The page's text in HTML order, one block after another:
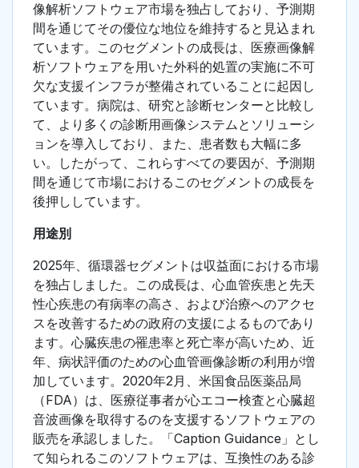
像解析ソフトウェア市場を独占しており、予測期
間を通じてその優位な地位を維持すると見込まれ
ています。このセグメントの成長は、医療画像解
析ソフトウェアを用いた外科的処置の実施に不可
欠な支援インフラが整備されていることに起因し
ています。病院は、研究と診断センターと比較し
て、より多くの診断用画像システムとソリューシ
ョンを導入しており、また、患者数も大幅に多
い。したがって、これらすべての要因が、予測期
間を通じて市場におけるこのセグメントの成長を
後押ししています。
用途別
2025年、循環器セグメントは収益面における市場
を独占しました。この成長は、心血管疾患と先天
性心疾患の有病率の高さ、および治療へのアクセ
スを改善するための政府の支援によるものであり
ます。心臓疾患の罹患率と死亡率が高いため、近
年、病状評価のための心血管画像診断の利用が増
加しています。2020年2月、米国食品医薬品局
（FDA）は、医療従事者が心エコー検査と心臓超
音波画像を取得するのを支援するソフトウェアの
販売を承認しました。「Caption Guidance」とし
て知られるこのソフトウェアは、互換性のある診